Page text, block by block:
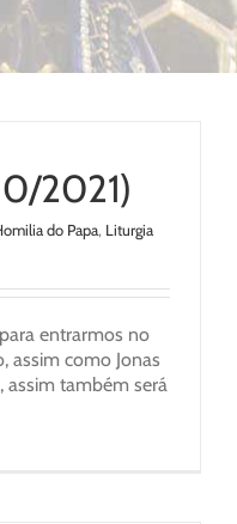
2021)
do Papa, Liturgia
entrarmos no
assim como Jonas
assim também será